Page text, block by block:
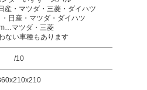
・マツダ・三菱・ダイハツ
日産・マツダ・ダイハツ
マツダ・三菱
ない車種もあります
/10